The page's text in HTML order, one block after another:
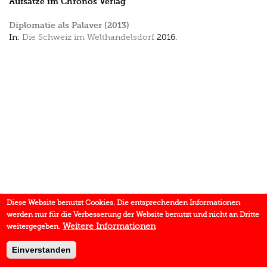
Diplomatie als Palaver (2013)
In: Die Schweiz im Welthandelsdorf 2016.
Diese Website benutzt Cookies. Die entsprechenden Informationen
werden nur für die Verbesserung der Website benutzt und nicht an Dritte
weitergegeben. Weitere Informationen
Einverstanden